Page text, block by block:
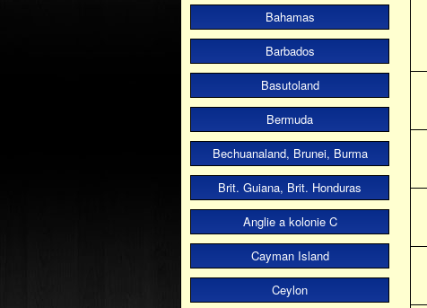
Bahamas
Barbados
Basutoland
Bermuda
Bechuanaland, Brunei, Burma
Brit. Guiana, Brit. Honduras
Anglie a kolonie C
Cayman Island
Ceylon